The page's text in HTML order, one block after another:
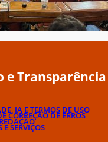
e Transparência
IA E TERMOS DE USO
CORREÇÃO DE ERROS
E SERVIÇOS